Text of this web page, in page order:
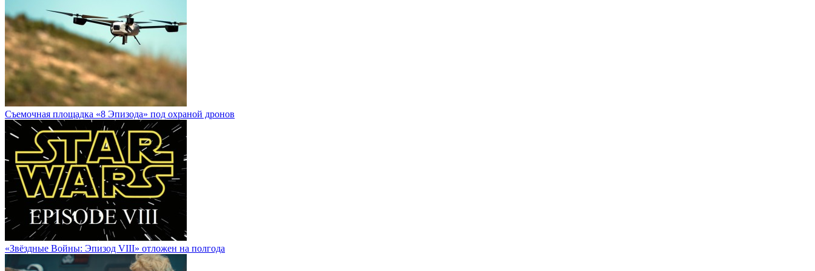
Cъемочная площадка «8 Эпизода» под охраной дронов
«Звёздные Войны: Эпизод VIII» отложен на полгода